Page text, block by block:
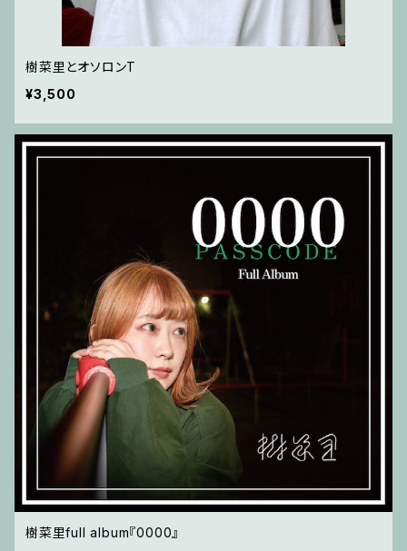
樹菜里とオソロンT
¥3,500
樹菜里full album『0000』